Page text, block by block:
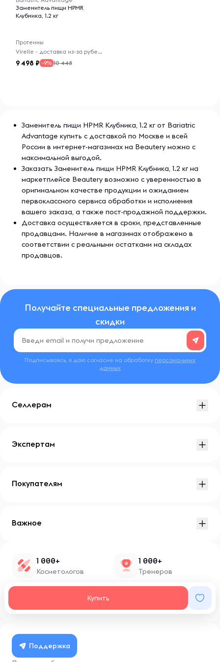
Содержит молоко.
Предупреждения
беременных и кормящих женщин.
Избыток витамина А может повысить риск врожденных
дефектов. Беременным женщинам и женщинам,
которые могут забеременеть, не следует принимать
более 3000 мкг предварительно полученного витамина
А (ретинилпальмитата) в день, если это не предписано
лечащим врачом.
Если вы перенесли операцию на желудке и испытываете
постоянную тошноту, рвоту, диарею или другие
симптомы, обратитесь к врачу.
Хранить в недоступном для детей месте.
если пакет открыт или разорван.
Хранить в сухом прохладном месте.
Заменитель пищи HPMR
Клубника, 1.2 кг
Протеины
Virelle - доставка из-за рубежа
9 498 -9% 10 448
Заменитель пищи HPMR Клубника, 1.2 кг от Bariatric
Advantage купить с доставкой по Москве и всей
России в интернет-магазинах на Beautery можно с
максимальной выгодой.
Заказать Заменитель пищи HPMR Клубника, 1.2 кг на
маркетплейсе Beautery возможно с уверенностью в
оригинальном качестве продукции и ожиданием
первоклассного сервиса обработки и исполнения
вашего заказа, а также пост-продажной поддержки.
Доставка осуществляется в сроки, представленные
продавцами. Наличие в магазинах отображено в
соответствии с реальными остатками на складах
продавцов.
Получайте специальные предложения и
скидки
Подписываясь, я даю согласие на обработку персональных
данных
Купить
Селлерам
Экспертам
Покупателям
Важное
1 000+
Косметологов
1 000+
Тренеров
Поддержка